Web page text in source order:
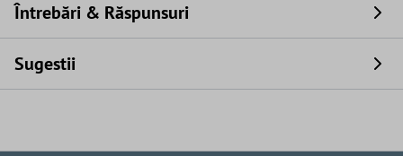
Întrebări & Răspunsuri
Sugestii